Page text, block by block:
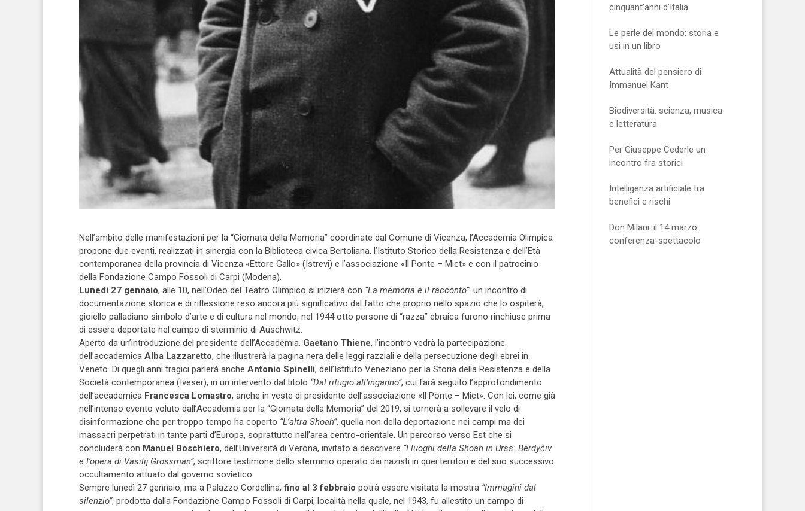
Nell’ambito delle manifestazioni per la “Giornata della Memoria” coordinate dal Comune di Vicenza, l’Accademia Olimpica
propone due eventi, realizzati in sinergia con la Biblioteca civica Bertoliana, l’Istituto Storico della Resistenza e dell’Età
contemporanea della provincia di Vicenza «Ettore Gallo» (Istrevi) e l’associazione «Il Ponte – Mict» e con il patrocinio
della Fondazione Campo Fossoli di Carpi (Modena).
Lunedì 27 gennaio, alle 10, nell’Odeo del Teatro Olimpico si inizierà con “La memoria è il racconto”: un incontro di
documentazione storica e di riflessione reso ancora più significativo dal fatto che proprio nello spazio che lo ospiterà,
gioiello palladiano simbolo d’arte e di cultura nel mondo, nel 1944 otto persone di “razza” ebraica furono rinchiuse prima
di essere deportate nel campo di sterminio di Auschwitz.
Aperto da un’introduzione del presidente dell’Accademia, Gaetano Thiene, l’incontro vedrà la partecipazione
dell’accademica Alba Lazzaretto, che illustrerà la pagina nera delle leggi razziali e della persecuzione degli ebrei in
Veneto. Di quegli anni tragici parlerà anche Antonio Spinelli, dell’Istituto Veneziano per la Storia della Resistenza e della
Società contemporanea (Iveser), in un intervento dal titolo “Dal rifugio all’inganno”, cui farà seguito l’approfondimento
dell’accademica Francesca Lomastro, anche in veste di presidente dell’associazione «Il Ponte – Mict». Con lei, come già
nell’intenso evento voluto dall’Accademia per la “Giornata della Memoria” del 2019, si tornerà a sollevare il velo di
disinformazione che per troppo tempo ha coperto “L’altra Shoah”, quella non della deportazione nei campi ma dei
massacri perpetrati in tante parti d’Europa, soprattutto nell’area centro-orientale. Un percorso verso Est che si
concluderà con Manuel Boschiero, dell’Università di Verona, invitato a descrivere “I luoghi della Shoah in Urss: Berdyčiv
e l’opera di Vasilij Grossman”, scrittore testimone dello sterminio operato dai nazisti in quei territori e del suo successivo
occultamento attuato dal governo sovietico.
Sempre lunedì 27 gennaio, ma a Palazzo Cordellina, fino al 3 febbraio potrà essere visitata la mostra “Immagini dal
silenzio”, prodotta dalla Fondazione Campo Fossoli di Carpi, località nella quale, nel 1943, fu allestito un campo di
cinquant’anni d’Italia
Le perle del mondo: storia e
usi in un libro
Attualità del pensiero di
Immanuel Kant
Biodiversità: scienza, musica
e letteratura
Per Giuseppe Cederle un
incontro fra storici
Intelligenza artificiale tra
benefici e rischi
Don Milani: il 14 marzo
conferenza-spettacolo